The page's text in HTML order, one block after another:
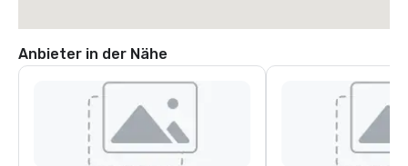
Anbieter in der Nähe